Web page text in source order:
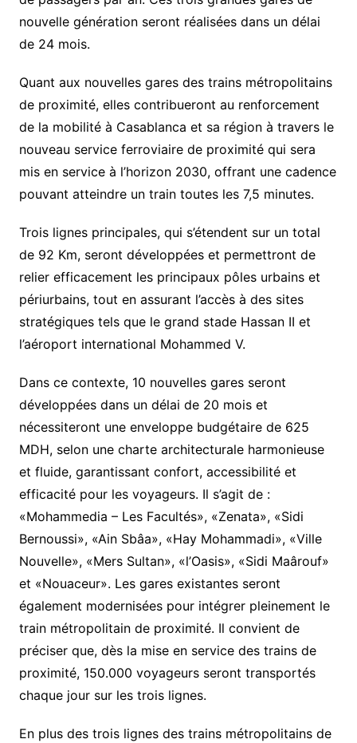
nouvelle génération seront réalisées dans un délai
de 24 mois.
Quant aux nouvelles gares des trains métropolitains
de proximité, elles contribueront au renforcement
de la mobilité à Casablanca et sa région à travers le
nouveau service ferroviaire de proximité qui sera
mis en service à l’horizon 2030, offrant une cadence
pouvant atteindre un train toutes les 7,5 minutes.
Trois lignes principales, qui s’étendent sur un total
de 92 Km, seront développées et permettront de
relier efficacement les principaux pôles urbains et
périurbains, tout en assurant l’accès à des sites
stratégiques tels que le grand stade Hassan II et
l’aéroport international Mohammed V.
Dans ce contexte, 10 nouvelles gares seront
développées dans un délai de 20 mois et
nécessiteront une enveloppe budgétaire de 625
MDH, selon une charte architecturale harmonieuse
et fluide, garantissant confort, accessibilité et
efficacité pour les voyageurs. Il s’agit de :
«Mohammedia – Les Facultés», «Zenata», «Sidi
Bernoussi», «Ain Sbâa», «Hay Mohammadi», «Ville
Nouvelle», «Mers Sultan», «l’Oasis», «Sidi Maârouf»
et «Nouaceur». Les gares existantes seront
également modernisées pour intégrer pleinement le
train métropolitain de proximité. Il convient de
préciser que, dès la mise en service des trains de
proximité, 150.000 voyageurs seront transportés
chaque jour sur les trois lignes.
En plus des trois lignes des trains métropolitains de